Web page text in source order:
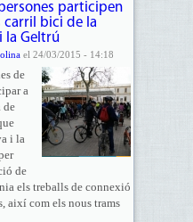
participen
carril bici de la
la Geltrú
el 24/03/2015 - 14:18
de
a
de
i la
de
els treballs de connexió
així com els nous trams